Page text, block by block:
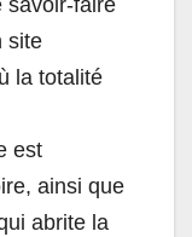
savoir-faire
site
la totalité
est
ainsi que
abrite la